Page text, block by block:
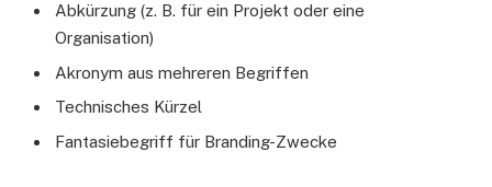
Abkürzung (z. B. für ein Projekt oder eine
Organisation)
Akronym aus mehreren Begriffen
Technisches Kürzel
Fantasiebegriff für Branding-Zwecke